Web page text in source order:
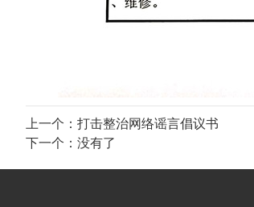
上一个： 打击整治网络谣言倡议书
下一个：没有了